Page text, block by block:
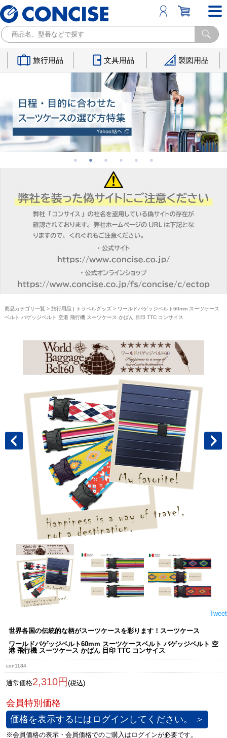
旅行用品 文具用品 製図用品
商品カテゴリ一覧 > 旅行用品 | トラベルグッズ> ワールドバゲッジベルト60mm スーツケース
ベルト バゲッジベルト 空港 飛行機 スーツケース かばん 目印 TTC コンサイス
Tweet
世界各国の伝統的な柄がスーツケースを彩ります！スーツケース
ワールドバゲッジベルト60mm スーツケースベルト バゲッジベルト 空
港 飛行機 スーツケース かばん 目印 TTC コンサイス
con1184
通常価格2,310円 (税込)
価格を表示するにはログインしてください。 ＞